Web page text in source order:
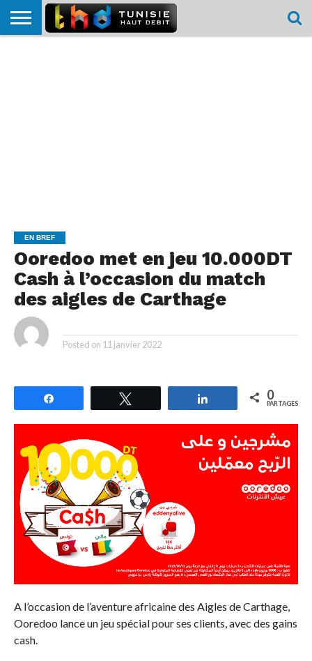
EN BREF
Ooredoo met en jeu 10.000DT
Cash à l’occasion du match
des aigles de Carthage
Posted on 11 janvier 2022
Partagez 0
PARTAGES
A l’occasion de l’aventure africaine des Aigles de Carthage,
Ooredoo lance un jeu spécial pour ses clients, avec des gains
cash.